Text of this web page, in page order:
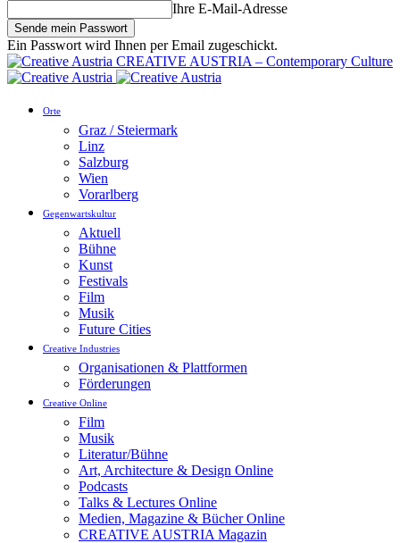
Ihre E-Mail-Adresse
Ein Passwort wird Ihnen per Email zugeschickt.
CREATIVE AUSTRIA – Contemporary Culture
Orte
Graz / Steiermark
Linz
Salzburg
Wien
Vorarlberg
Gegenwartskultur
Aktuell
Bühne
Kunst
Festivals
Film
Musik
Future Cities
Creative Industries
Organisationen & Plattformen
Förderungen
Creative Online
Film
Musik
Literatur/Bühne
Art, Architecture & Design Online
Podcasts
Talks & Lectures Online
Medien, Magazine & Bücher Online
CREATIVE AUSTRIA Magazin